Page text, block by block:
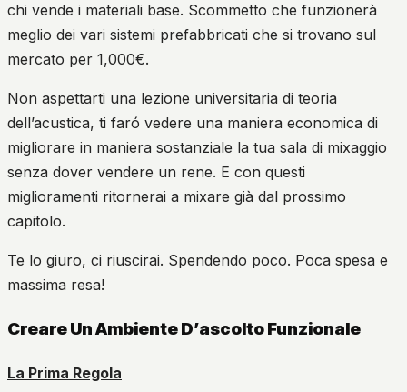
chi vende i materiali base. Scommetto che funzionerà
meglio dei vari sistemi prefabbricati che si trovano sul
mercato per 1,000€.
Non aspettarti una lezione universitaria di teoria
dell’acustica, ti faró vedere una maniera economica di
migliorare in maniera sostanziale la tua sala di mixaggio
senza dover vendere un rene. E con questi
miglioramenti ritornerai a mixare già dal prossimo
capitolo.
Te lo giuro, ci riuscirai. Spendendo poco. Poca spesa e
massima resa!
Creare Un Ambiente D’ascolto Funzionale
La Prima Regola